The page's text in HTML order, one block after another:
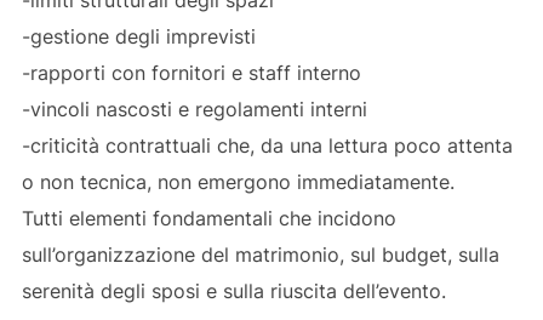
-gestione degli imprevisti
-rapporti con fornitori e staff interno
-vincoli nascosti e regolamenti interni
-criticità contrattuali che, da una lettura poco attenta
o non tecnica, non emergono immediatamente.
Tutti elementi fondamentali che incidono
sull’organizzazione del matrimonio, sul budget, sulla
serenità degli sposi e sulla riuscita dell’evento.